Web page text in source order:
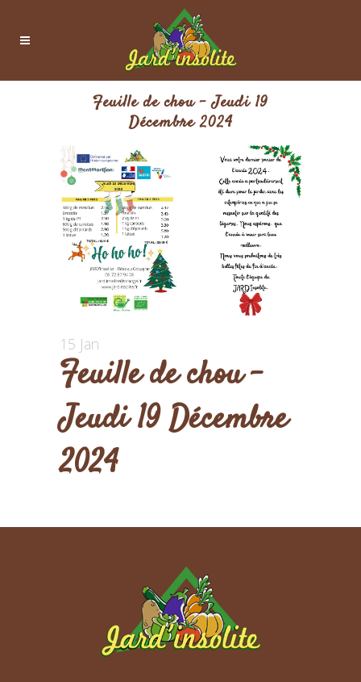
Feuille de chou – Jeudi 19
Décembre 2024
15 Jan
Feuille de chou –
Jeudi 19 Décembre
2024